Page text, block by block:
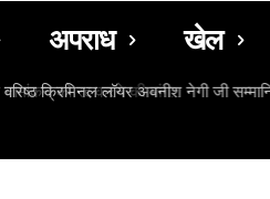
अपराध खेल
क्रिमिनल लॉयर अवनीश नेगी जी